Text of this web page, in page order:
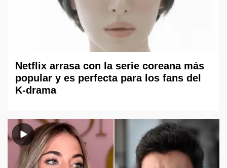
Netflix arrasa con la serie coreana más
popular y es perfecta para los fans del
K-drama